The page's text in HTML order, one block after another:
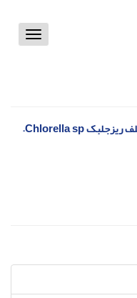
Toggle
بررسی فعالیت ضدمیکروبی عصاره‌های مختلف ریزجلبک Chlorella sp.